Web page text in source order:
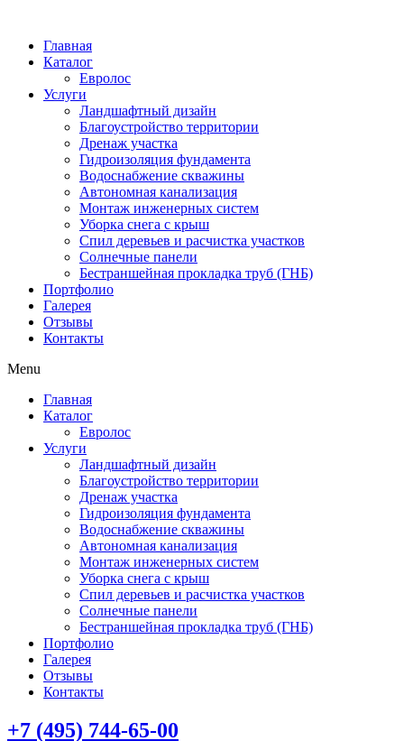
Главная
Каталог
Евролос
Услуги
Ландшафтный дизайн
Благоустройство территории
Дренаж участка
Гидроизоляция фундамента
Водоснабжение скважины
Автономная канализация
Монтаж инженерных систем
Уборка снега с крыш
Спил деревьев и расчистка участков
Солнечные панели
Бестраншейная прокладка труб (ГНБ)
Портфолио
Галерея
Отзывы
Контакты
Menu
Главная
Каталог
Евролос
Услуги
Ландшафтный дизайн
Благоустройство территории
Дренаж участка
Гидроизоляция фундамента
Водоснабжение скважины
Автономная канализация
Монтаж инженерных систем
Уборка снега с крыш
Спил деревьев и расчистка участков
Солнечные панели
Бестраншейная прокладка труб (ГНБ)
Портфолио
Галерея
Отзывы
Контакты
+7 (495) 744-65-00